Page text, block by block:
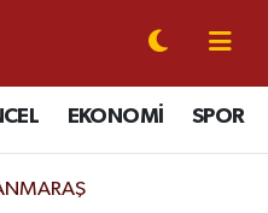
EKONOMİ SPOR
Eczaneler
Durumu